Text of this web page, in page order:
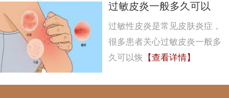
过敏皮炎一般多久可以
过敏性皮炎是常见皮肤炎症，
很多患者关心过敏皮炎一般多
久可以恢 【查看详情】
123456